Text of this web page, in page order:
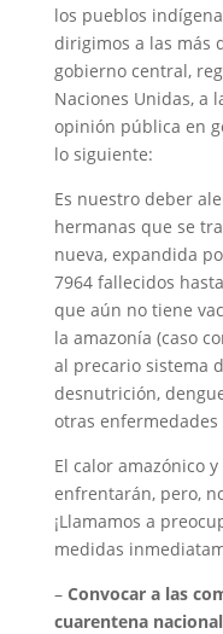
los pueblos
dirigimos a las más
gobierno central,
Naciones Unidas, a
opinión pública en
lo siguiente:
Es nuestro deber
hermanas que se
nueva, expandida
7964 fallecidos
que aún no tiene
la amazonía (caso
al precario sistema
desnutrición,
otras
El calor amazónico
enfrentarán, pero,
¡Llamamos a
medidas
–Convocar a las
cuarentena nacional